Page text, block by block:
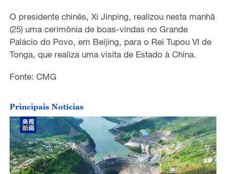
O presidente chinês, Xi Jinping, realizou nesta manhã
(25) uma cerimônia de boas-vindas no Grande
Palácio do Povo, em Beijing, para o Rei Tupou VI de
Tonga, que realiza uma visita de Estado à China.
Fonte: CMG
Principais Notícias